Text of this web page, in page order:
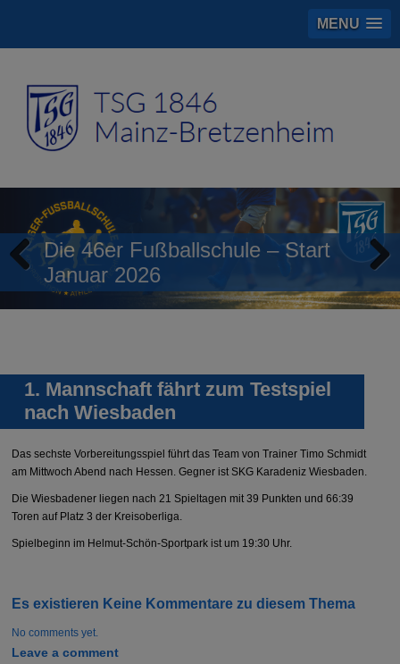
MENU
Die 46er Fußballschule – Start
Januar 2026
Previous
1. Mannschaft fährt zum Testspiel
nach Wiesbaden
Das sechste Vorbereitungsspiel führt das Team von Trainer Timo Schmidt
am Mittwoch Abend nach Hessen. Gegner ist SKG Karadeniz Wiesbaden.
Die Wiesbadener liegen nach 21 Spieltagen mit 39 Punkten und 66:39
Toren auf Platz 3 der Kreisoberliga.
Spielbeginn im Helmut-Schön-Sportpark ist um 19:30 Uhr.
Es existieren Keine Kommentare zu diesem Thema
No comments yet.
Leave a comment